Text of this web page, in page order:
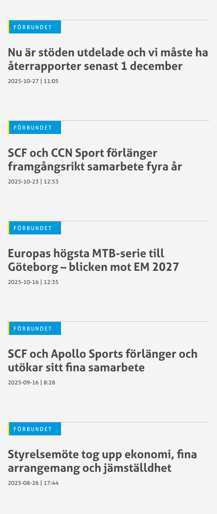
FÖRBUNDET
Nu är stöden utdelade och vi måste ha
återrapporter senast 1 december
2025-10-27 | 11:05
FÖRBUNDET
SCF och CCN Sport förlänger
framgångsrikt samarbete fyra år
2025-10-23 | 12:53
FÖRBUNDET
Europas högsta MTB-serie till
Göteborg – blicken mot EM 2027
2025-10-16 | 12:35
FÖRBUNDET
SCF och Apollo Sports förlänger och
utökar sitt fina samarbete
2025-09-16 | 8:28
FÖRBUNDET
Styrelsemöte tog upp ekonomi, fina
arrangemang och jämställdhet
2025-08-26 | 17:44